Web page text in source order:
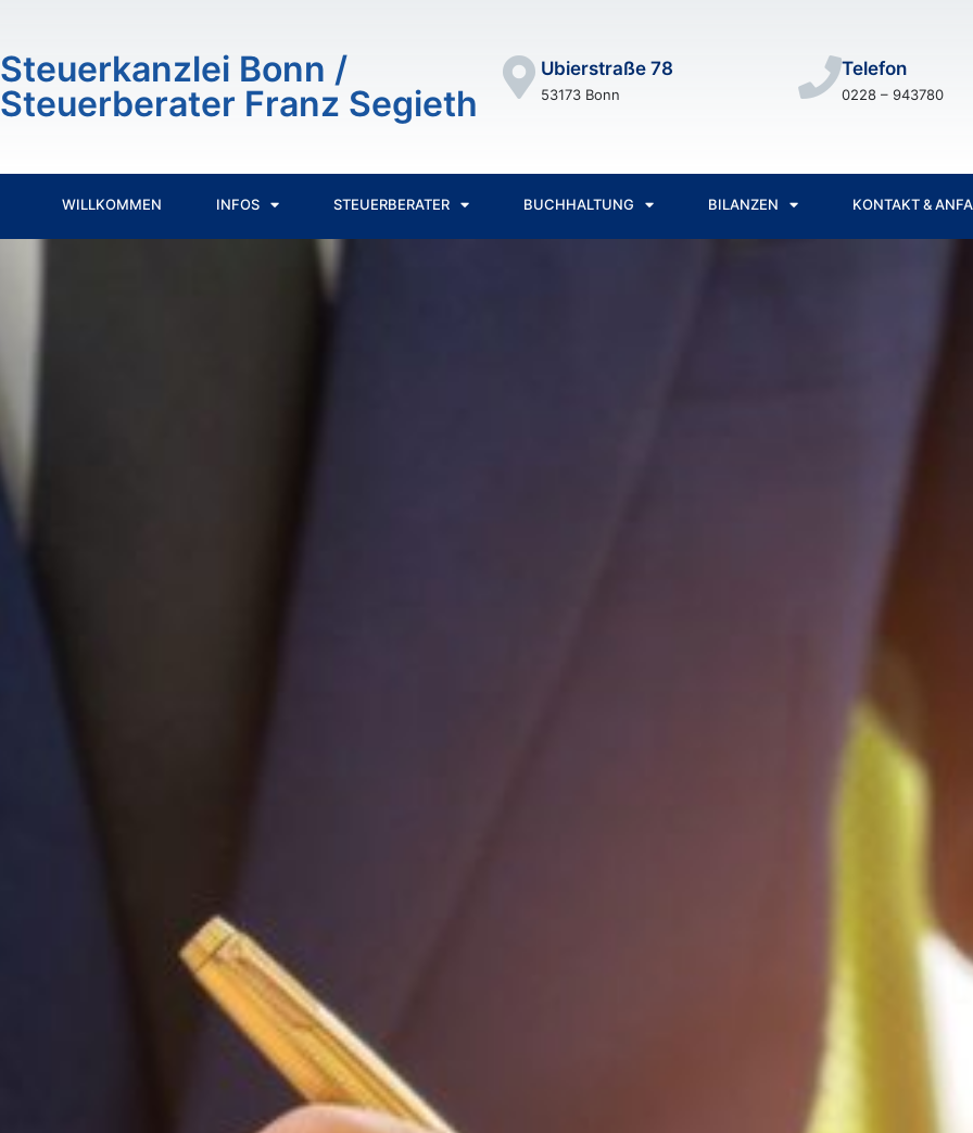
Steuerkanzlei Bonn /
Steuerberater Franz Segieth
Ubierstraße 78
53173 Bonn
Telefon
0228 – 943780
WILLKOMMEN INFOS STEUERBERATER BUCHHALTUNG BILANZEN KONTAKT &